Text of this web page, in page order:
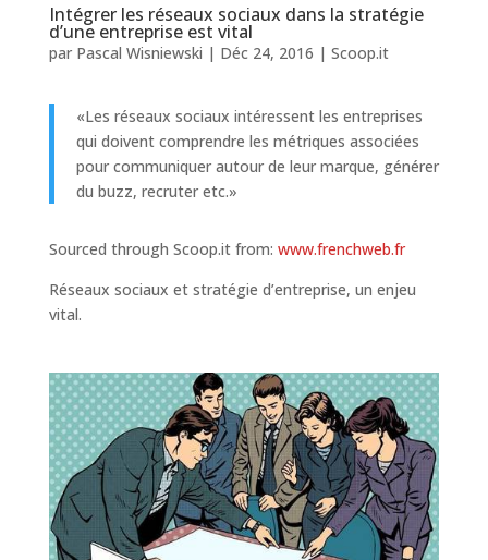
Intégrer les réseaux sociaux dans la stratégie
d’une entreprise est vital
par Pascal Wisniewski | Déc 24, 2016 | Scoop.it
«Les réseaux sociaux intéressent les entreprises
qui doivent comprendre les métriques associées
pour communiquer autour de leur marque, générer
du buzz, recruter etc.»
Sourced through Scoop.it from: www.frenchweb.fr
Réseaux sociaux et stratégie d’entreprise, un enjeu
vital.